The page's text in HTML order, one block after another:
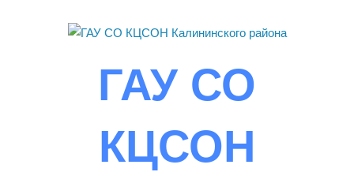
ГАУ СО
КЦСОН